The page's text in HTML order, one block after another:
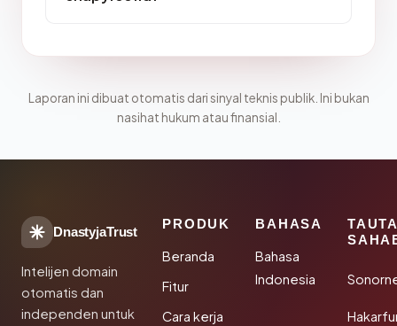
Laporan ini dibuat otomatis dari sinyal teknis publik. Ini bukan
nasihat hukum atau finansial.
DnastyjaTrust
Intelijen domain
otomatis dan
independen untuk
PRODUK
Beranda
Fitur
Cara kerja
BAHASA
Bahasa
Indonesia